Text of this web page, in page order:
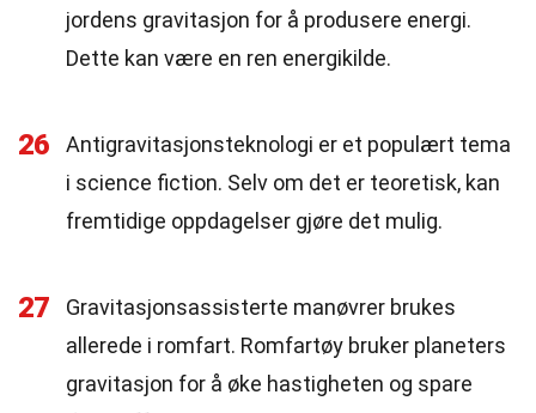
jordens gravitasjon for å produsere energi.
Dette kan være en ren energikilde.
26
Antigravitasjonsteknologi er et populært tema
i science fiction. Selv om det er teoretisk, kan
fremtidige oppdagelser gjøre det mulig.
27
Gravitasjonsassisterte manøvrer brukes
allerede i romfart. Romfartøy bruker planeters
gravitasjon for å øke hastigheten og spare